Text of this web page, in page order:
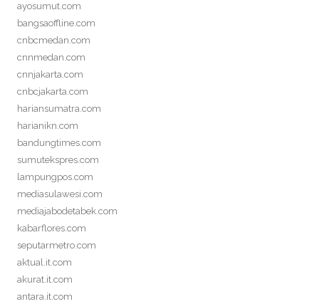
ayosumut.com
bangsaoffline.com
cnbcmedan.com
cnnmedan.com
cnnjakarta.com
cnbcjakarta.com
hariansumatra.com
harianikn.com
bandungtimes.com
sumutekspres.com
lampungpos.com
mediasulawesi.com
mediajabodetabek.com
kabarflores.com
seputarmetro.com
aktual.it.com
akurat.it.com
antara.it.com